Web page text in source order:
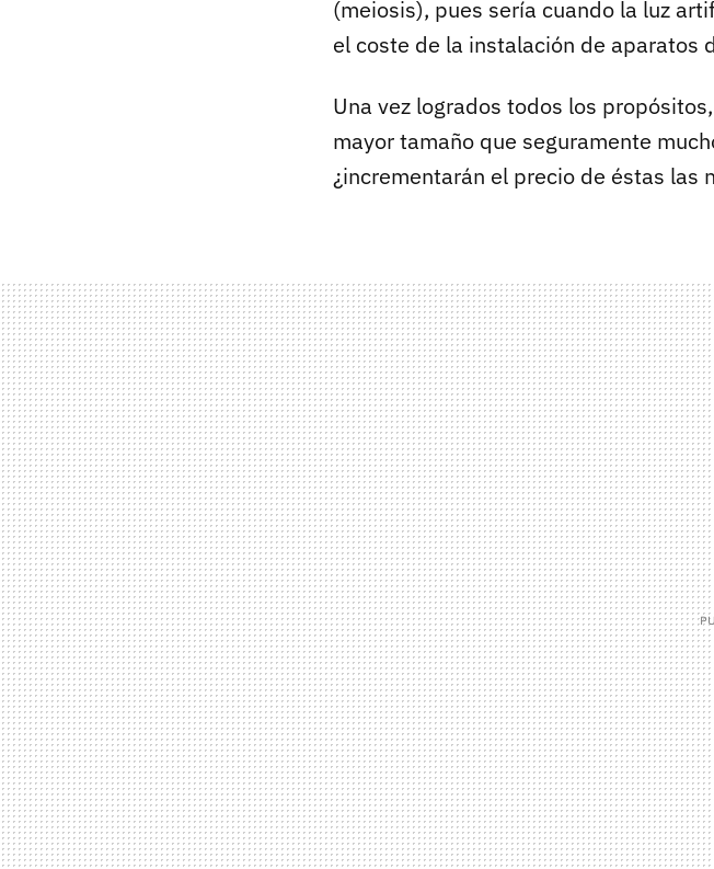
(meiosis), pues sería cuando la luz
el coste de la instalación de aparatos
Una vez logrados todos los
mayor tamaño que seguramente
¿incrementarán el precio de éstas las